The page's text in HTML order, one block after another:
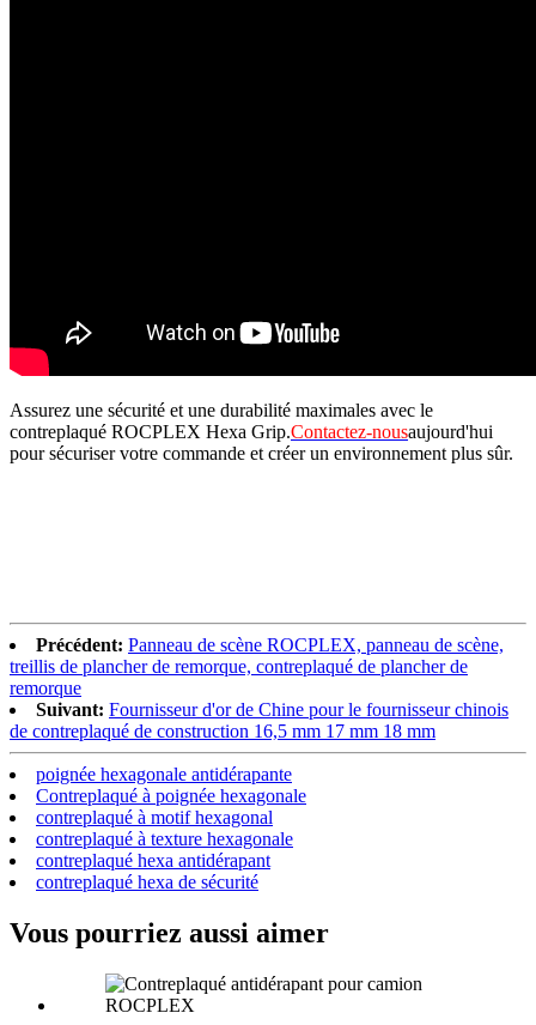
Assurez une sécurité et une durabilité maximales avec le
contreplaqué ROCPLEX Hexa Grip.Contactez-nousaujourd'hui
pour sécuriser votre commande et créer un environnement plus sûr.
Précédent: Panneau de scène ROCPLEX, panneau de scène,
treillis de plancher de remorque, contreplaqué de plancher de
remorque
Suivant: Fournisseur d'or de Chine pour le fournisseur chinois
de contreplaqué de construction 16,5 mm 17 mm 18 mm
poignée hexagonale antidérapante
Contreplaqué à poignée hexagonale
contreplaqué à motif hexagonal
contreplaqué à texture hexagonale
contreplaqué hexa antidérapant
contreplaqué hexa de sécurité
Vous pourriez aussi aimer